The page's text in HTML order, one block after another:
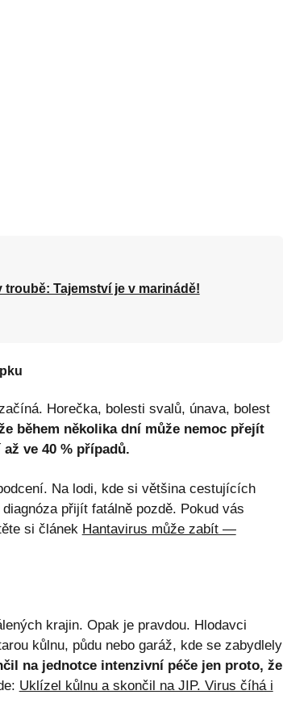
Tajemství je v marinádě!
Horečka, bolesti svalů, únava, bolest
během několika dní může nemoc přejít
ve 40 % případů.
Na lodi, kde si většina cestujících
přijít fatálně pozdě. Pokud vás
si článek Hantavirus může zabít —
krajin. Opak je pravdou. Hlodavci
kůlnu, půdu nebo garáž, kde se zabydlely
na jednotce intenzivní péče jen proto, že
Uklízel kůlnu a skončil na JIP. Virus číhá i